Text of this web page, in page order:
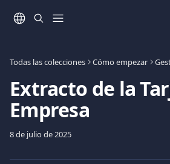
Todas las colecciones Cómo empezar
Extracto de la
Empresa
8 de julio de 2025